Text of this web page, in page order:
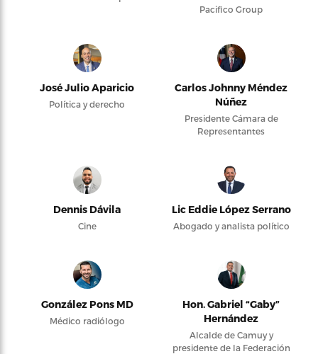
Pacifico Group
José Julio Aparicio
Política y derecho
Carlos Johnny Méndez
Núñez
Presidente Cámara de
Representantes
Dennis Dávila
Cine
Lic Eddie López Serrano
Abogado y analista político
González Pons MD
Médico radiólogo
Hon. Gabriel “Gaby”
Hernández
Alcalde de Camuy y
presidente de la Federación